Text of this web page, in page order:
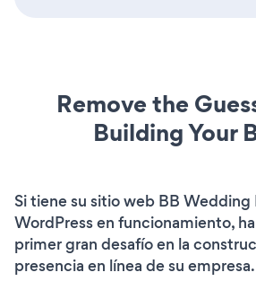
Remove the
Building Your
Si tiene su sitio web BB Wedding
WordPress en funcionamiento,
primer gran desafío en la
presencia en línea de su